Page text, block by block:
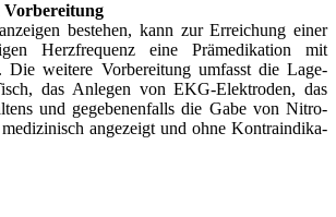
bestehen, kann zur Errei­chung einer
Herz­fre­quenz eine Prä­me­di­ka­ti­on mit
Die wei­te­re Vor­be­rei­tung umfasst die Lage­
das Anle­gen von EKG-Elek­­tro­­den, das
und gege­be­nen­falls die Gabe von Nitro­
ange­zeigt und ohne Kon­tra­in­di­ka­